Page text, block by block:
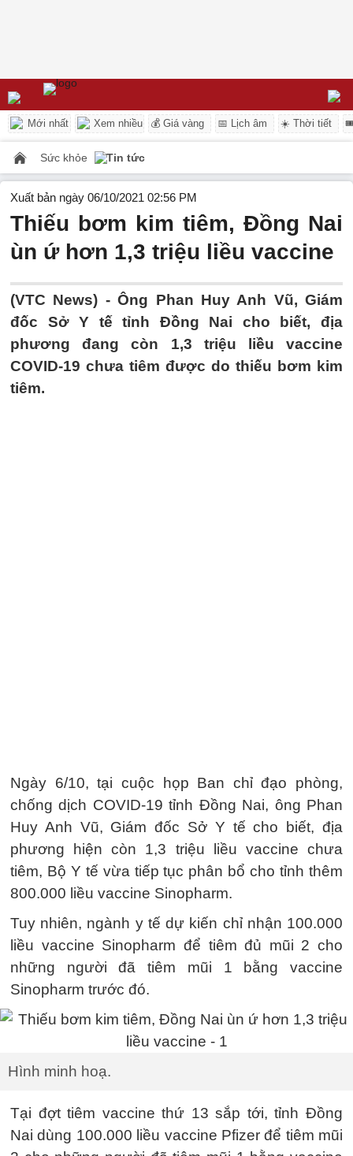
Mới nhất Xem nhiều 💰 Giá vàng 📅 Lịch âm ☀️ Thời tiết
Sức khỏe Tin tức
Xuất bản ngày 06/10/2021 02:56 PM
Thiếu bơm kim tiêm, Đồng Nai
ùn ứ hơn 1,3 triệu liều vaccine
(VTC News) -Ông Phan Huy Anh Vũ, Giám
đốc Sở Y tế tỉnh Đồng Nai cho biết, địa
phương đang còn 1,3 triệu liều vaccine
COVID-19 chưa tiêm được do thiếu bơm kim
tiêm.
Ngày 6/10, tại cuộc họp Ban chỉ đạo phòng,
chống dịch COVID-19 tỉnh Đồng Nai, ông Phan
Huy Anh Vũ, Giám đốc Sở Y tế cho biết, địa
phương hiện còn 1,3 triệu liều vaccine chưa
tiêm, Bộ Y tế vừa tiếp tục phân bổ cho tỉnh thêm
800.000 liều vaccine Sinopharm.
Tuy nhiên, ngành y tế dự kiến chỉ nhận 100.000
liều vaccine Sinopharm để tiêm đủ mũi 2 cho
những người đã tiêm mũi 1 bằng vaccine
Sinopharm trước đó.
Hình minh hoạ.
Tại đợt tiêm vaccine thứ 13 sắp tới, tỉnh Đồng
Nai dùng 100.000 liều vaccine Pfizer để tiêm mũi